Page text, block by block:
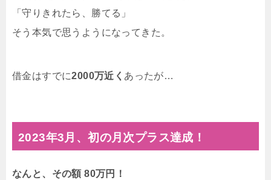
「守りきれたら、勝てる」
そう本気で思うようになってきた。
借金はすでに2000万近く あったが…
2023年3月、初の月次プラス達成！
なんと、その額 80万円！